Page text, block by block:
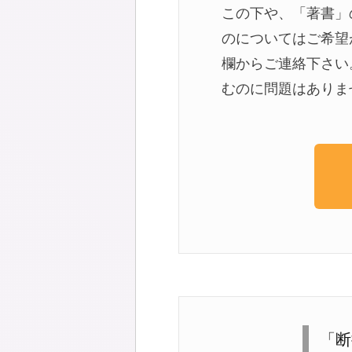
この下や、「著書
のについてはご希
欄からご連絡下さ
むのに問題はあり
「